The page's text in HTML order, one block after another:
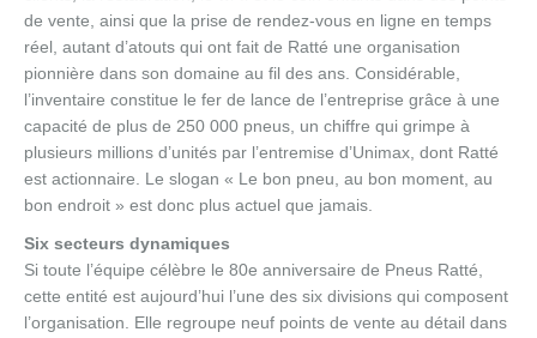
de vente, ainsi que la prise de rendez-vous en ligne en temps
réel, autant d’atouts qui ont fait de Ratté une organisation
pionnière dans son domaine au fil des ans. Considérable,
l’inventaire constitue le fer de lance de l’entreprise grâce à une
capacité de plus de 250 000 pneus, un chiffre qui grimpe à
plusieurs millions d’unités par l’entremise d’Unimax, dont Ratté
est actionnaire. Le slogan « Le bon pneu, au bon moment, au
bon endroit » est donc plus actuel que jamais.
Six secteurs dynamiques
Si toute l’équipe célèbre le 80e anniversaire de Pneus Ratté,
cette entité est aujourd’hui l’une des six divisions qui composent
l’organisation. Elle regroupe neuf points de vente au détail dans